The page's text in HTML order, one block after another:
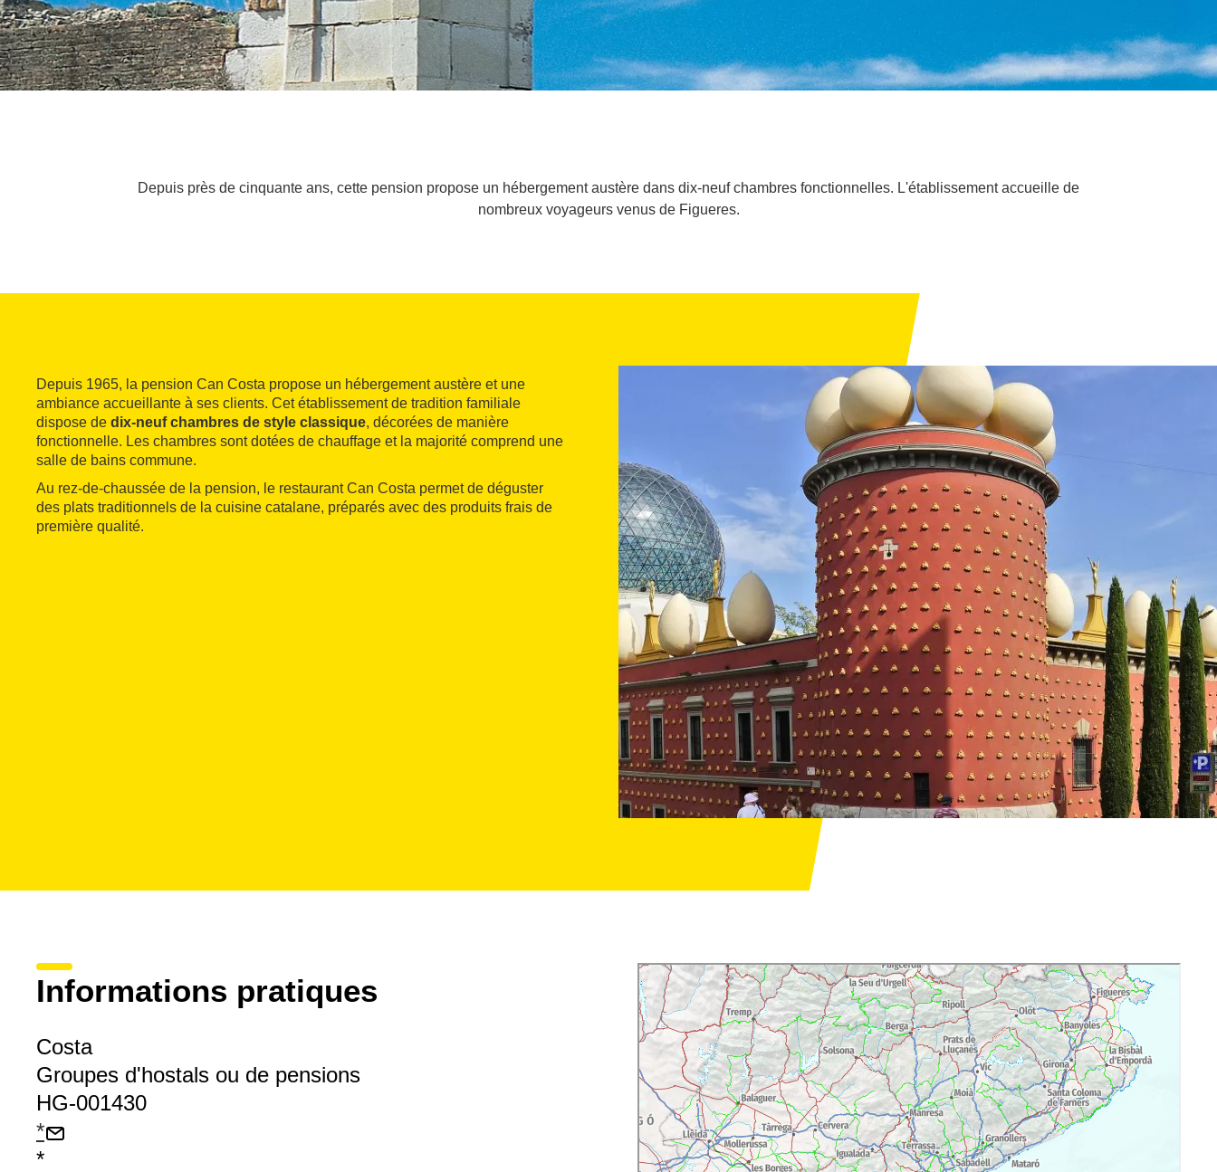
Depuis près de cinquante ans, cette pension propose un hébergement austère dans dix-neuf chambres fonctionnelles. L'établissement accueille de
nombreux voyageurs venus de Figueres.
Depuis 1965, la pension Can Costa propose un hébergement austère et une
ambiance accueillante à ses clients. Cet établissement de tradition familiale
dispose de dix-neuf chambres de style classique, décorées de manière
fonctionnelle. Les chambres sont dotées de chauffage et la majorité comprend une
salle de bains commune.
Au rez-de-chaussée de la pension, le restaurant Can Costa permet de déguster
des plats traditionnels de la cuisine catalane, préparés avec des produits frais de
première qualité.
Informations pratiques
Costa
Groupes d'hostals ou de pensions
HG-001430
*
*